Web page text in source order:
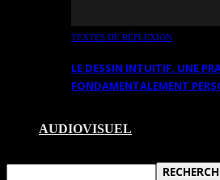
TEXTES DE RÉFLEXION
LE DESSIN INTUITIF. UNE
FONDAMENTALEMENT
AUDIOVISUEL